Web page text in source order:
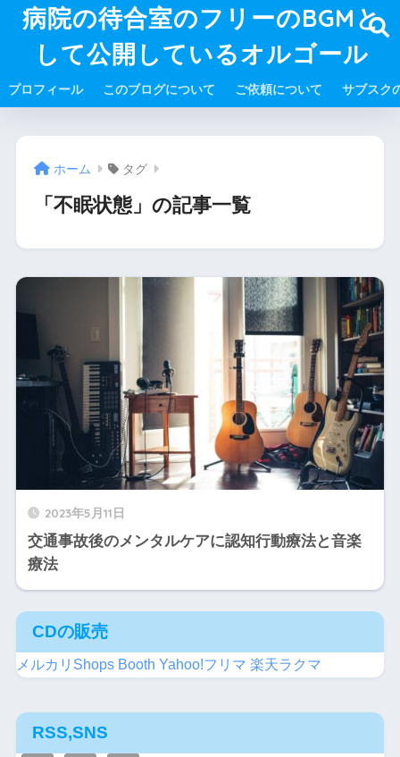
病院の待合室のフリーのBGMと
して公開しているオルゴール
プロフィール このブログについて ご依頼について サブスク
ホーム タグ
「不眠状態」の記事一覧
2023年5月11日
交通事故後のメンタルケアに認知行動療法と音楽
療法
CDの販売
メルカリShops Booth Yahoo!フリマ 楽天ラクマ
RSS,SNS